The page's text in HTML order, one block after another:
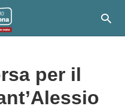
per il